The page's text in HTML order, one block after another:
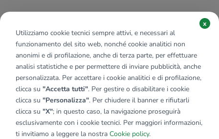
Utilizziamo cookie tecnici sempre attivi, e necessari al
funzionamento del sito web, nonché cookie analitici non
anonimi e di profilazione, anche di terza parte, per effettuare
analisi statistiche e per permettere di inviare pubblicità, anche
personalizzata. Per accettare i cookie analitici e di profilazione,
clicca su "Accetta tutti". Per gestire o disabilitare i cookie
clicca su "Personalizza". Per chiudere il banner e rifiutarli
clicca su "X"; in questo caso, la navigazione proseguirà
esclusivamente con i cookie tecnici. Per maggiori informazioni,
ti invitiamo a leggere la nostra Cookie policy.
x